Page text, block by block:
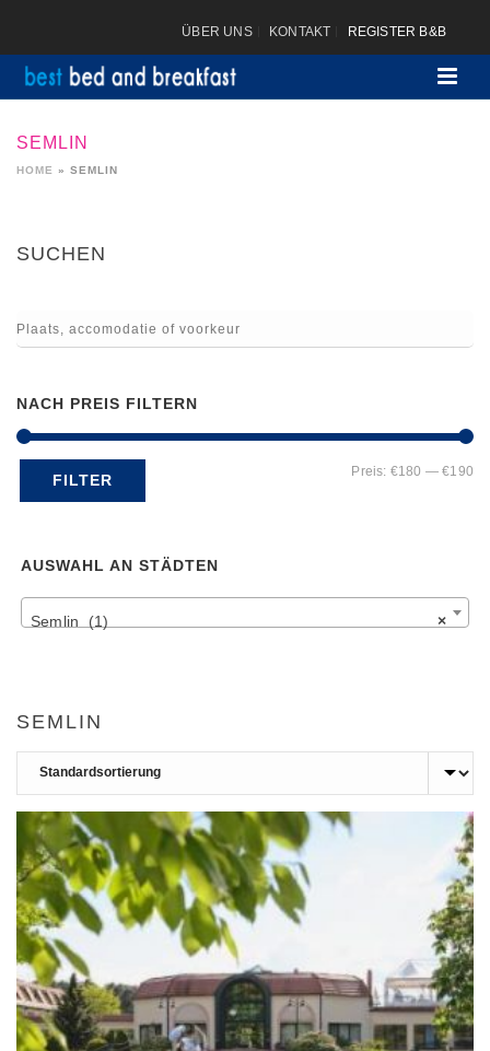
ÜBER UNS KONTAKT REGISTER B&B
SEMLIN
HOME » SEMLIN
SEMLIN
SUCHEN
NACH PREIS FILTERN
FILTER Preis: €180 —€190
AUSWAHL AN STÄDTEN
×
Semlin (1)